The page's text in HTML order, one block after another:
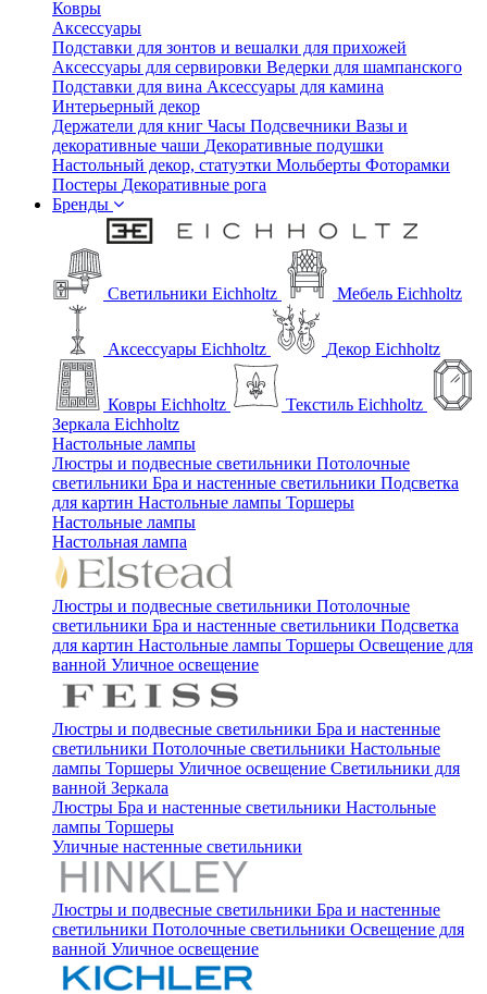
Ковры
Аксессуары
Подставки для зонтов и вешалки для прихожей
Аксессуары для сервировки Ведерки для шампанского
Подставки для вина Аксессуары для камина
Интерьерный декор
Держатели для книг Часы Подсвечники Вазы и
декоративные чаши Декоративные подушки
Настольный декор, статуэтки Мольберты Фоторамки
Постеры Декоративные рога
Бренды
Светильники Eichholtz Мебель Eichholtz
Аксессуары Eichholtz Декор Eichholtz
Ковры Eichholtz
Текстиль Eichholtz
Зеркала Eichholtz
Настольные лампы
Люстры и подвесные светильники Потолочные
светильники Бра и настенные светильники Подсветка
для картин Настольные лампы Торшеры
Настольные лампы
Настольная лампа
Люстры и подвесные светильники Потолочные
светильники Бра и настенные светильники Подсветка
для картин Настольные лампы Торшеры Освещение для
ванной Уличное освещение
Люстры и подвесные светильники Бра и настенные
светильники Потолочные светильники Настольные
лампы Торшеры Уличное освещение Светильники для
ванной Зеркала
Люстры Бра и настенные светильники Настольные
лампы Торшеры
Уличные настенные светильники
Люстры и подвесные светильники Бра и настенные
светильники Потолочные светильники Освещение для
ванной Уличное освещение